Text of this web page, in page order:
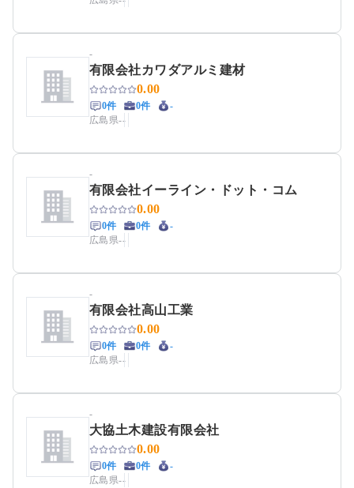
-
有限会社カワダアルミ建材
0.00
0件 0件
-
広島県--
-
有限会社イーライン・ドット・コム
0.00
0件 0件
-
広島県--
-
有限会社高山工業
0.00
0件 0件
-
広島県--
-
大協土木建設有限会社
0.00
0件 0件
-
広島県--